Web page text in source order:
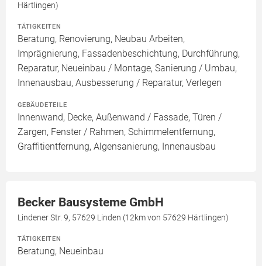
Härtlingen)
TÄTIGKEITEN
Beratung, Renovierung, Neubau Arbeiten,
Imprägnierung, Fassadenbeschichtung, Durchführung,
Reparatur, Neueinbau / Montage, Sanierung / Umbau,
Innenausbau, Ausbesserung / Reparatur, Verlegen
GEBÄUDETEILE
Innenwand, Decke, Außenwand / Fassade, Türen /
Zargen, Fenster / Rahmen, Schimmelentfernung,
Graffitientfernung, Algensanierung, Innenausbau
Becker Bausysteme GmbH
Lindener Str. 9, 57629 Linden (12km von 57629 Härtlingen)
TÄTIGKEITEN
Beratung, Neueinbau